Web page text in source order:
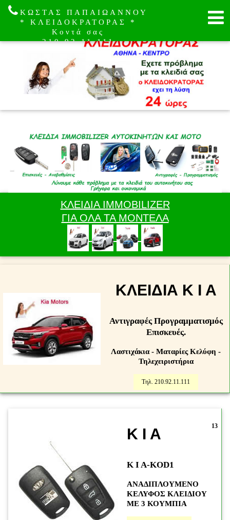
ΚΩΣΤΑΣ ΠΑΠΑΙΩΑΝΝΟΥ
* ΚΛΕΙΔΟΚΡΑΤΟΡΑΣ *
Κοντά σας
210.92.11.111
ΚΛΕΙΔΙΑ IMMOBILIZER
ΓΙΑ ΟΛΑ ΤΑ ΜΟΝΤΕΛΑ
ΚΛΕΙΔΙΑ K I A
Αντιγραφές Προγραμματισμός
Επισκευές.
Λαστιχάκια - Ματαρίες Κελύφη -
Τηλεχειριστήρια
Τηλ. 210.92.11.111
K I A
K I A-KOD1
ANAΔΙΠΛΟΥΜΕΝΟ
ΚΕΛΥΦΟΣ ΚΛΕΙΔΙΟΥ
ΜΕ 3 ΚΟΥΜΠΙΑ
13